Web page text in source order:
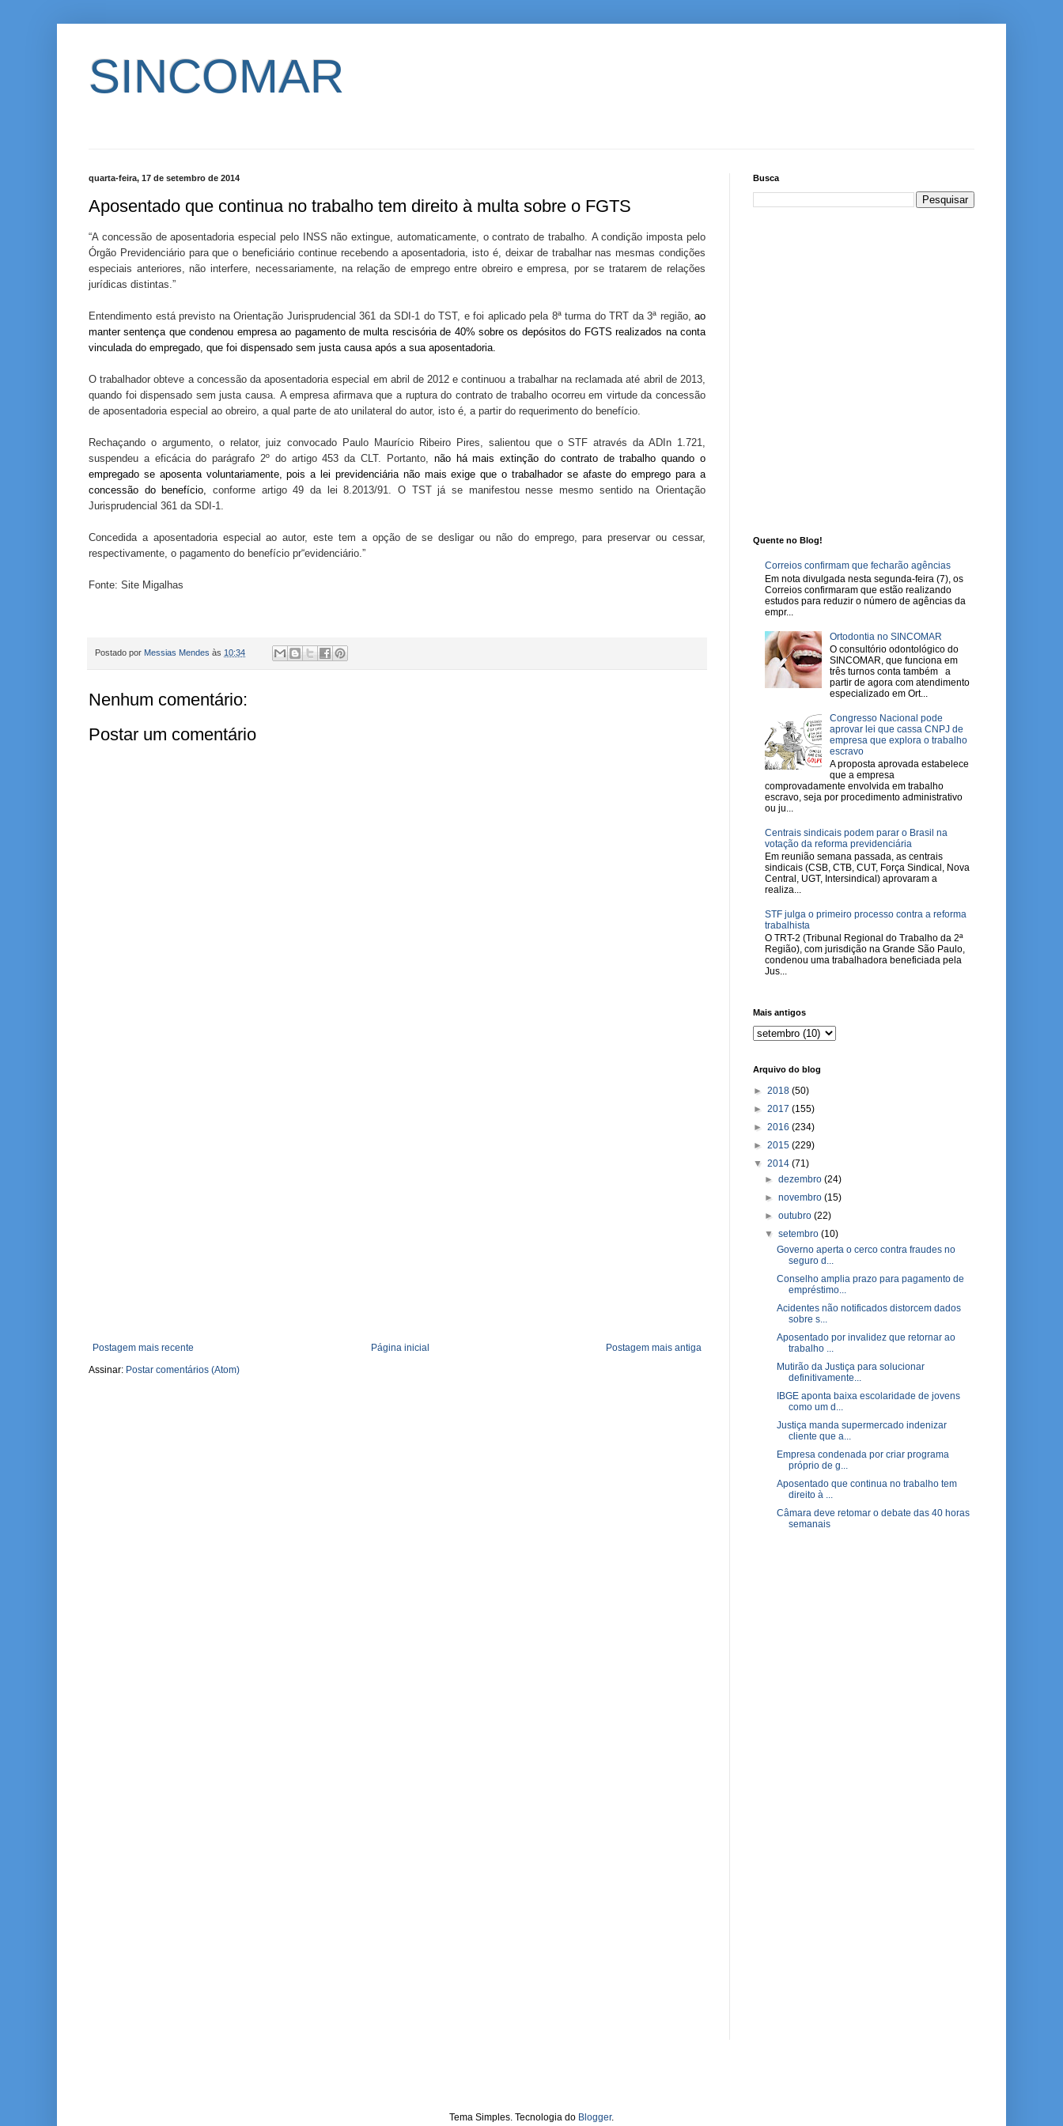
SINCOMAR
quarta-feira, 17 de setembro de 2014
Aposentado que continua no trabalho tem direito à multa sobre o FGTS
“A concessão de aposentadoria especial pelo INSS não extingue, automaticamente, o contrato de trabalho. A condição imposta pelo
Órgão Previdenciário para que o beneficiário continue recebendo a aposentadoria, isto é, deixar de trabalhar nas mesmas condições
especiais anteriores, não interfere, necessariamente, na relação de emprego entre obreiro e empresa, por se tratarem de relações
jurídicas distintas.”
Entendimento está previsto na Orientação Jurisprudencial 361 da SDI-1 do TST, e foi aplicado pela 8ª turma do TRT da 3ª região, ao
manter sentença que condenou empresa ao pagamento de multa rescisória de 40% sobre os depósitos do FGTS realizados na conta
vinculada do empregado, que foi dispensado sem justa causa após a sua aposentadoria.
O trabalhador obteve a concessão da aposentadoria especial em abril de 2012 e continuou a trabalhar na reclamada até abril de 2013,
quando foi dispensado sem justa causa. A empresa afirmava que a ruptura do contrato de trabalho ocorreu em virtude da concessão
de aposentadoria especial ao obreiro, a qual parte de ato unilateral do autor, isto é, a partir do requerimento do benefício.
Rechaçando o argumento, o relator, juiz convocado Paulo Maurício Ribeiro Pires, salientou que o STF através da ADIn 1.721,
suspendeu a eficácia do parágrafo 2º do artigo 453 da CLT. Portanto,
não há mais extinção do contrato de trabalho quando o
empregado se aposenta voluntariamente, pois a lei previdenciária não mais exige que o trabalhador se afaste do emprego para a
concessão do benefício,
conforme artigo 49 da lei 8.2013/91. O TST já se manifestou nesse mesmo sentido na Orientação
Jurisprudencial 361 da SDI-1.
Concedida a aposentadoria especial ao autor, este tem a opção de se desligar ou não do emprego, para preservar ou cessar,
respectivamente, o pagamento do benefício pr“evidenciário.”
Fonte: Site Migalhas
Postado por Messias Mendes às 10:34
Nenhum comentário:
Postar um comentário
Postagem mais recente Postagem mais antiga
Página inicial
Assinar: Postar comentários (Atom)
Busca
Quente no Blog!
Correios confirmam que fecharão agências
Em nota divulgada nesta segunda-feira (7), os
Correios confirmaram que estão realizando
estudos para reduzir o número de agências da
empr...
Ortodontia no SINCOMAR
O consultório odontológico do
SINCOMAR, que funciona em
três turnos conta também a
partir de agora com atendimento
especializado em Ort...
Congresso Nacional pode
aprovar lei que cassa CNPJ de
empresa que explora o trabalho
escravo
A proposta aprovada estabelece
que a empresa
comprovadamente envolvida em trabalho
escravo, seja por procedimento administrativo
ou ju...
Centrais sindicais podem parar o Brasil na
votação da reforma previdenciária
Em reunião semana passada, as centrais
sindicais (CSB, CTB, CUT, Força Sindical, Nova
Central, UGT, Intersindical) aprovaram a
realiza...
STF julga o primeiro processo contra a reforma
trabalhista
O TRT-2 (Tribunal Regional do Trabalho da 2ª
Região), com jurisdição na Grande São Paulo,
condenou uma trabalhadora beneficiada pela
Jus...
Mais antigos
Arquivo do blog
► 2018 (50)
► 2017 (155)
► 2016 (234)
► 2015 (229)
▼ 2014 (71)
►dezembro(24)
►novembro(15)
►outubro(22)
▼setembro(10)
Governo aperta o cerco contra fraudes no
seguro d...
Conselho amplia prazo para pagamento de
empréstimo...
Acidentes não notificados distorcem dados
sobre s...
Aposentado por invalidez que retornar ao
trabalho ...
Mutirão da Justiça para solucionar
definitivamente...
IBGE aponta baixa escolaridade de jovens
como um d...
Justiça manda supermercado indenizar
cliente que a...
Empresa condenada por criar programa
próprio de g...
Aposentado que continua no trabalho tem
direito à ...
Câmara deve retomar o debate das 40 horas
semanais
Tema Simples. Tecnologia do Blogger.